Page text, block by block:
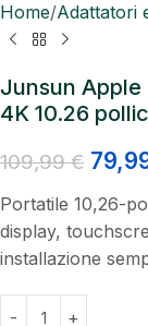
Home Adattatori
Junsun
4K 10.26
109,99€
Portatile 10,26-
display,
installazione